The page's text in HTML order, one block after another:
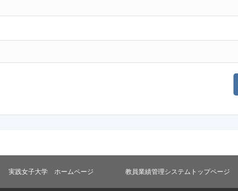
実践女子大学 ホームページ 教員業績管理システムトップページ